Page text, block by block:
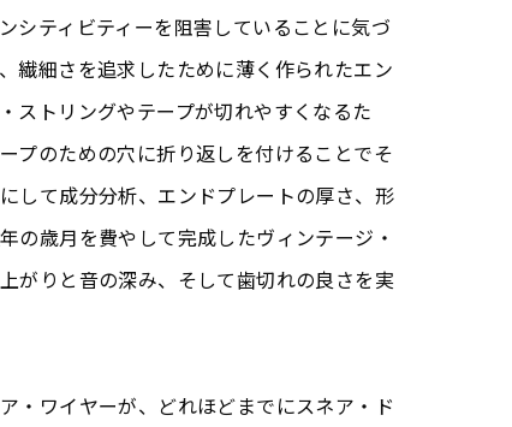
シティビティーを阻害していることに気づ
繊細さを追求したために薄く作られたエン
ストリングやテープが切れやすくなるた
プのための穴に折り返しを付けることでそ
して成分分析、エンドプレートの厚さ、形
の歳月を費やして完成したヴィンテージ・
がりと音の深み、そして歯切れの良さを実
・ワイヤーが、どれほどまでにスネア・ド